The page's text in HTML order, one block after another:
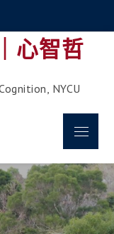
心智哲
NYCU
Menu